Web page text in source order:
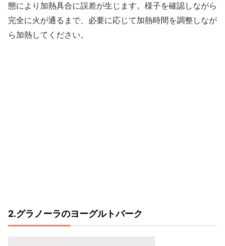
態により加熱具合に誤差が生じます。様子を確認しながら
完全に火が通るまで、必要に応じて加熱時間を調整しなが
ら加熱してください。
2.グラノーラのヨーグルトバーク